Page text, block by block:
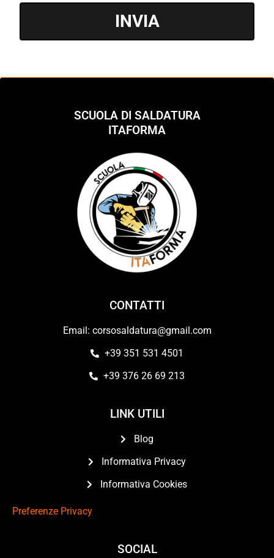
INVIA
SCUOLA DI SALDATURA
ITAFORMA
CONTATTI
Email: corsosaldatura@gmail.com
+39 351 531 4501
+39 376 26 69 213
LINK UTILI
Blog
Informativa Privacy
Informativa Cookies
Preferenze Privacy
SOCIAL